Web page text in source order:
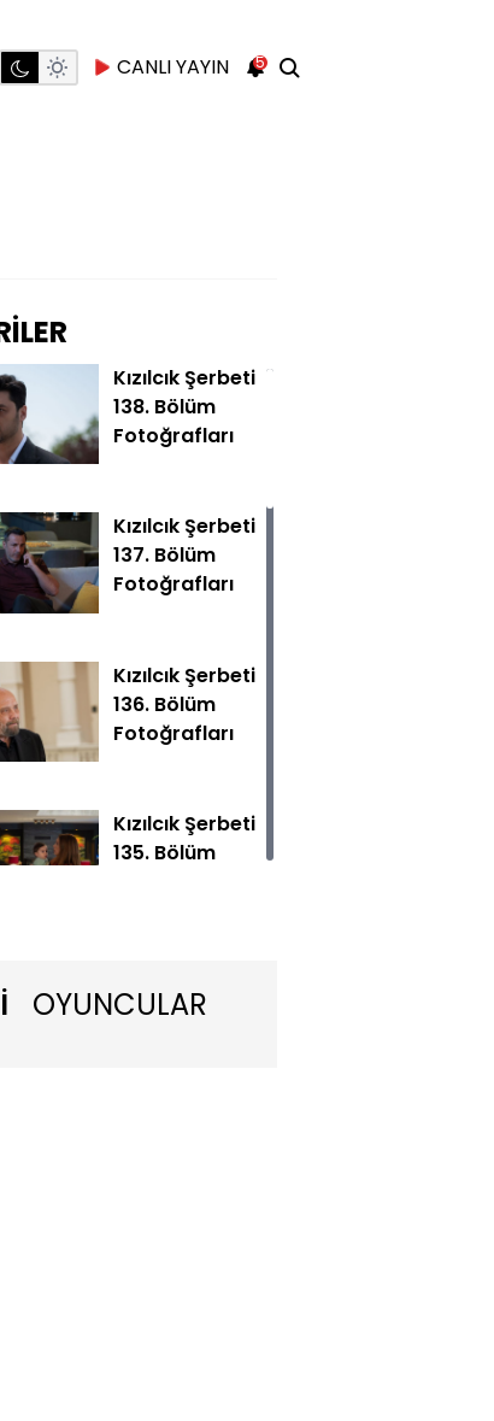
CANLI YAYIN 5
Kızılcık Şerbeti
138. Bölüm
Fotoğrafları
Kızılcık Şerbeti
137. Bölüm
Fotoğrafları
Kızılcık Şerbeti
136. Bölüm
Fotoğrafları
Kızılcık Şerbeti
135. Bölüm
134. Bölüm
OYUNCULAR